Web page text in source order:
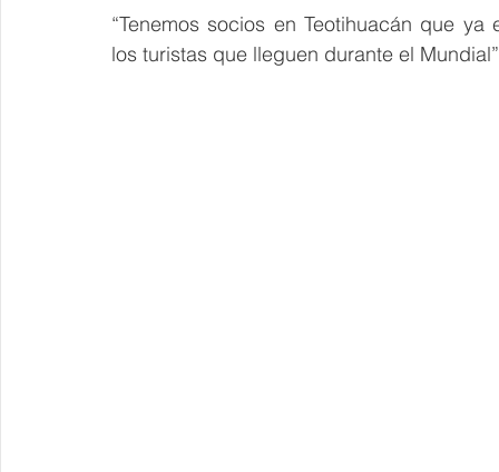
“Tenemos socios en Teotihuacán que
los turistas que lleguen durante el